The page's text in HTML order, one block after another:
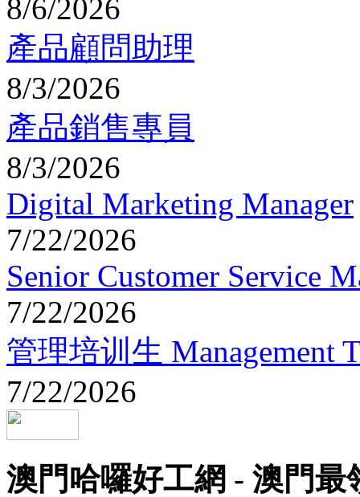
8/6/2026
產品顧問助理
8/3/2026
產品銷售專員
8/3/2026
Digital Marketing Manager
7/22/2026
Senior Customer Service
7/22/2026
管理培训生 Management
7/22/2026
澳門哈囉好工網 - 澳門最